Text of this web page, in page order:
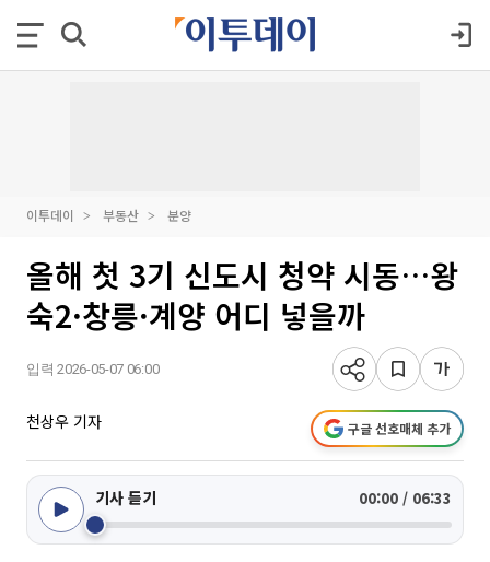
이투데이 부동산 분양
올해 첫 3기 신도시 청약 시동…왕
숙2·창릉·계양 어디 넣을까
입력 2026-05-07 06:00
천상우 기자 구글 선호매체 추가
기사 듣기 00:00 / 06:33